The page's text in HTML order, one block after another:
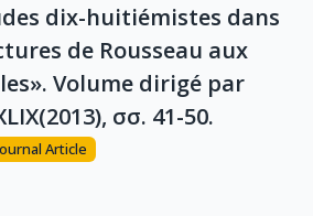
dix-huitiémistes dans
de Rousseau aux
Volume dirigé par
σσ. 41-50.
Article